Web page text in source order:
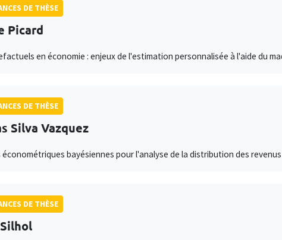
DE THÈSE
Picard
en économie : enjeux de l'estimation personnalisée à l'aide du
DE THÈSE
Silva Vazquez
bayésiennes pour l'analyse de la distribution des
DE THÈSE